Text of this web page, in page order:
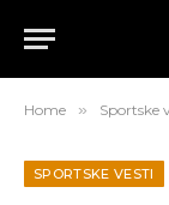
Home » Sportske
SPORTSKE VESTI